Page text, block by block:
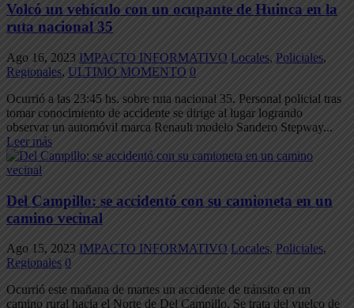
Volcó un vehículo con un ocupante de Huinca en la
ruta nacional 35
Ago 16, 2023 IMPACTO INFORMATIVO Locales, Policiales,
Regionales, ULTIMO MOMENTO 0
Ocurrió a las 23:45 hs. sobre ruta nacional 35. Personal policial tras
tomar conocimiento de accidente se dirige al lugar logrando
observar un automóvil marca Renault modelo Sandero Stepway...
Leer más
Del Campillo: se accidentó con su camioneta en un
camino vecinal
Ago 15, 2023 IMPACTO INFORMATIVO Locales, Policiales,
Regionales 0
Ocurrió este mañana de martes un accidente de tránsito en un
camino rural hacia el Norte de Del Campillo. Se trata del vuelco de